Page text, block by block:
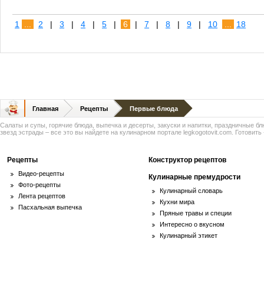
1 2 | 3 | 4 | 5 | 6 | 7 | 8 | 9 | 10 18
Главная Рецепты Первые блюда
Салаты и супы, горячие блюда, выпечка и десерты, закуски и напитки, праздничные
звезд эстрады – все это вы найдете на кулинарном портале legkogotovit.com. Готовить
Рецепты
Видео-рецепты
Фото-рецепты
Лента рецептов
Пасхальная выпечка
Конструктор рецептов
Кулинарные премудрости
Кулинарный словарь
Кухни мира
Пряные травы и специи
Интересно о вкусном
Кулинарный этикет